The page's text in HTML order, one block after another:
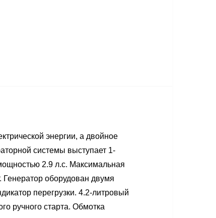
энергии, а двойное
системы выступает 1-
2.9 л.с. Максимальная
Генератор оборудован двумя
перегрузки. 4.2-литровый
ручного старта. Обмотка